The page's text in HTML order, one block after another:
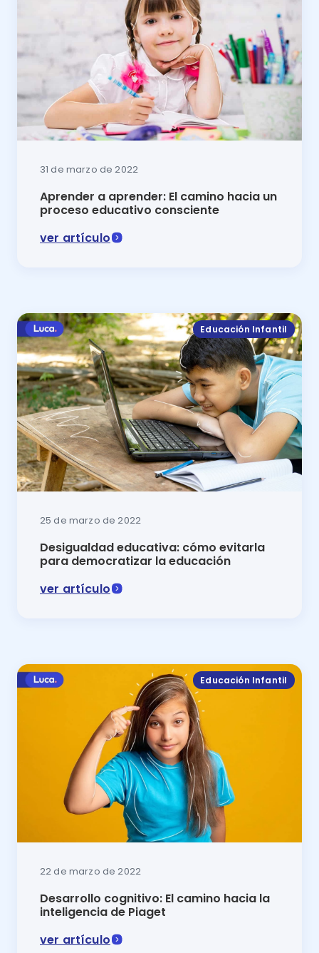
31 de marzo de 2022
Aprender a aprender: El camino hacia un
proceso educativo consciente
ver artículo
Educación Infantil
25 de marzo de 2022
Desigualdad educativa: cómo evitarla
para democratizar la educación
ver artículo
Educación Infantil
22 de marzo de 2022
Desarrollo cognitivo: El camino hacia la
inteligencia de Piaget
ver artículo